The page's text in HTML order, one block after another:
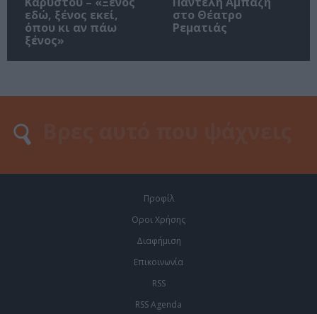
εδώ, ξένος εκεί,
όπου κι αν πάω
ξένος»
στο Θέατρο
Ρεματιάς
Προφίλ
Οροι Χρήσης
Διαφήμιση
Επικοινωνία
RSS
RSS Agenda